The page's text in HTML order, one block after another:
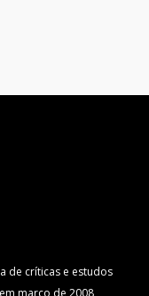
de críticas e estudos
março de 2008